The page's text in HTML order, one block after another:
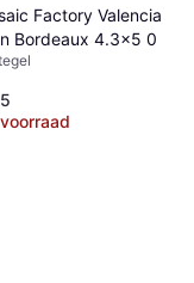
Factory Valencia
Bordeaux 4.3x5 0